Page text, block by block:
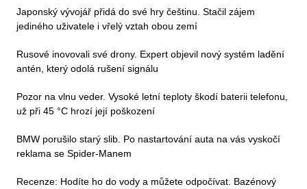
Japonský vývojář přidá do své hry češtinu. Stačil zájem
jediného uživatele i vřelý vztah obou zemí
Rusové inovovali své drony. Expert objevil nový systém ladění
antén, který odolá rušení signálu
Pozor na vlnu veder. Vysoké letní teploty škodí baterii telefonu,
už při 45 °C hrozí její poškození
BMW porušilo starý slib. Po nastartování auta na vás vyskočí
reklama se Spider-Manem
Recenze: Hodíte ho do vody a můžete odpočívat. Bazénový